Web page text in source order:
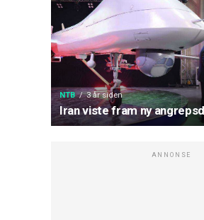
NTB 3 år siden
Iran viste fram ny
ANNONSE